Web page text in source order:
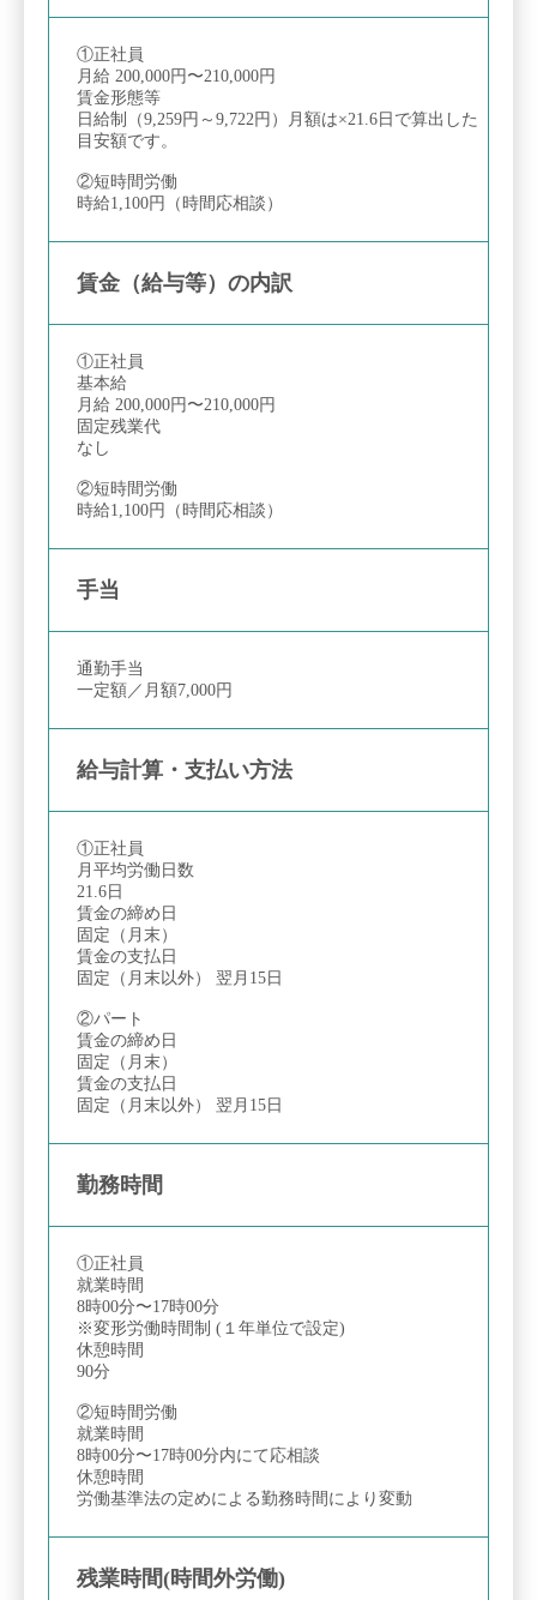
①正社員
月給 200,000円〜210,000円
賃金形態等
日給制（9,259円～9,722円）月額は×21.6日で算出した
目安額です。
②短時間労働
時給1,100円（時間応相談）
賃金（給与等）の内訳
①正社員
基本給
月給 200,000円〜210,000円
固定残業代
なし
②短時間労働
時給1,100円（時間応相談）
手当
通勤手当
一定額／月額7,000円
給与計算・支払い方法
①正社員
月平均労働日数
21.6日
賃金の締め日
固定（月末）
賃金の支払日
固定（月末以外） 翌月15日
②パート
賃金の締め日
固定（月末）
賃金の支払日
固定（月末以外） 翌月15日
勤務時間
①正社員
就業時間
8時00分〜17時00分
※変形労働時間制 (１年単位で設定)
休憩時間
90分
②短時間労働
就業時間
8時00分〜17時00分内にて応相談
休憩時間
労働基準法の定めによる勤務時間により変動
残業時間(時間外労働)